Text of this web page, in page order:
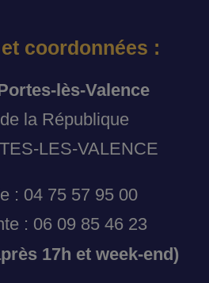
coordonnées :
lès-Valence
la République
LES-VALENCE
: 04 75 57 95 00
: 06 09 85 46 23
17h et week-end)